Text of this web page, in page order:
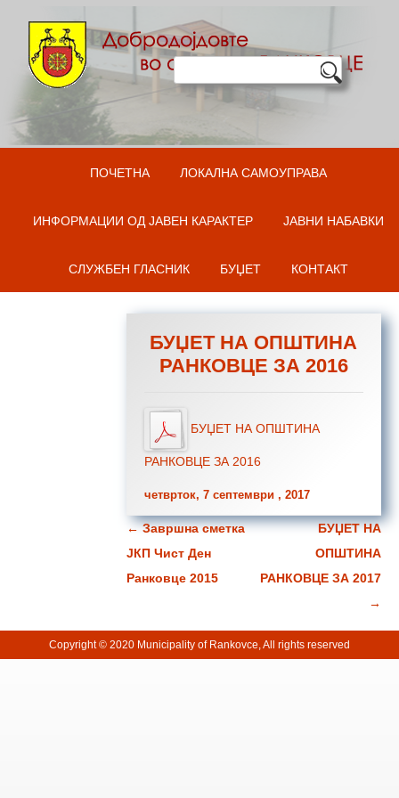
ПОЧЕТНА
ЛОКАЛНА САМОУПРАВА
ИНФОРМАЦИИ ОД ЈАВЕН КАРАКТЕР ЈАВНИ НАБАВКИ
СЛУЖБЕН ГЛАСНИК БУЏЕТ КОНТАКТ
БУЏЕТ НА ОПШТИНА
РАНКОВЦЕ ЗА 2016
БУЏЕТ НА ОПШТИНА
РАНКОВЦЕ ЗА 2016
четврток, 7 септември , 2017
Навигација за написи
←Завршна сметка
ЈКП Чист Ден
Ранковце 2015
БУЏЕТ НА
ОПШТИНА
РАНКОВЦЕ ЗА 2017
→
Copyright © 2020 Municipality of Rankovce, All rights reserved